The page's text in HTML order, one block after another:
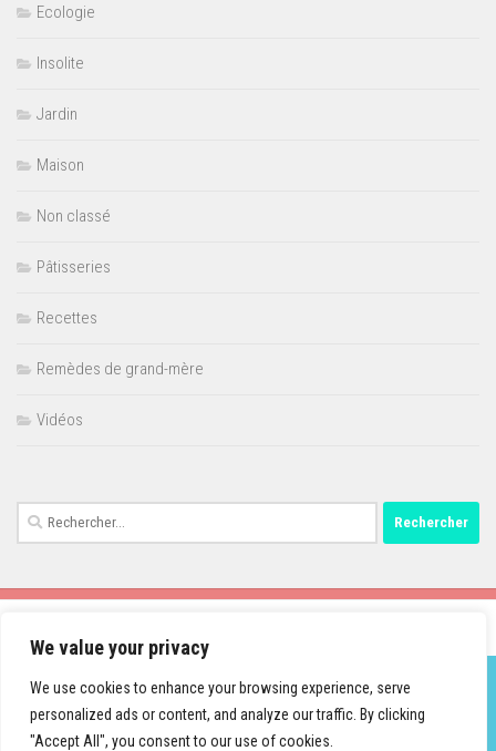
We value your privacy
We use cookies to enhance your browsing experience, serve
personalized ads or content, and analyze our traffic. By clicking
"Accept All", you consent to our use of cookies.
Ecologie
Insolite
Jardin
Maison
Non classé
Pâtisseries
Recettes
Remèdes de grand-mère
Vidéos
Rechercher :